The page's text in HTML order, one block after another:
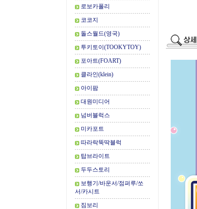
로보카폴리
코코지
돌스월드(영국)
투키토이(TOOKYTOY)
포아트(FOART)
클라인(klein)
아이팜
대원미디어
넘버블럭스
미카포트
따라락뚝딱블럭
탑브라이트
두두스토리
보행기/바운서/점퍼루/쏘
서/카시트
짐보리